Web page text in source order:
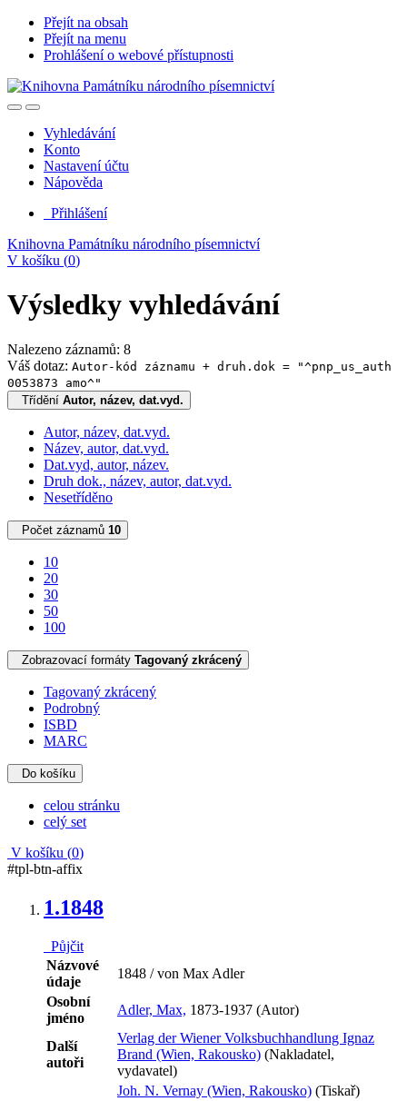
Přejít na obsah
Přejít na menu
Prohlášení o webové přístupnosti
Vyhledávání
Konto
Nastavení účtu
Nápověda
Přihlášení
Knihovna Památníku národního písemnictví
V košíku (0)
Výsledky vyhledávání
Nalezeno záznamů: 8
Váš dotaz: Autor-kód záznamu + druh.dok = "^pnp_us_auth
0053873 amo^"
Třídění Autor, název, dat.vyd.
Autor, název, dat.vyd.
Název, autor, dat.vyd.
Dat.vyd, autor, název.
Druh dok., název, autor, dat.vyd.
Nesetříděno
Počet záznamů 10
10
20
30
50
100
Zobrazovací formáty Tagovaný zkrácený
Tagovaný zkrácený
Podrobný
ISBD
MARC
Do košíku
celou stránku
celý set
V košíku (0)
#tpl-btn-affix
1.1848
Půjčit
Názvové
údaje
1848 / von Max Adler
Osobní
jméno
Adler, Max, 1873-1937 (Autor)
Další
autoři
Verlag der Wiener Volksbuchhandlung Ignaz
Brand (Wien, Rakousko) (Nakladatel,
vydavatel)
Joh. N. Vernay (Wien, Rakousko) (Tiskař)